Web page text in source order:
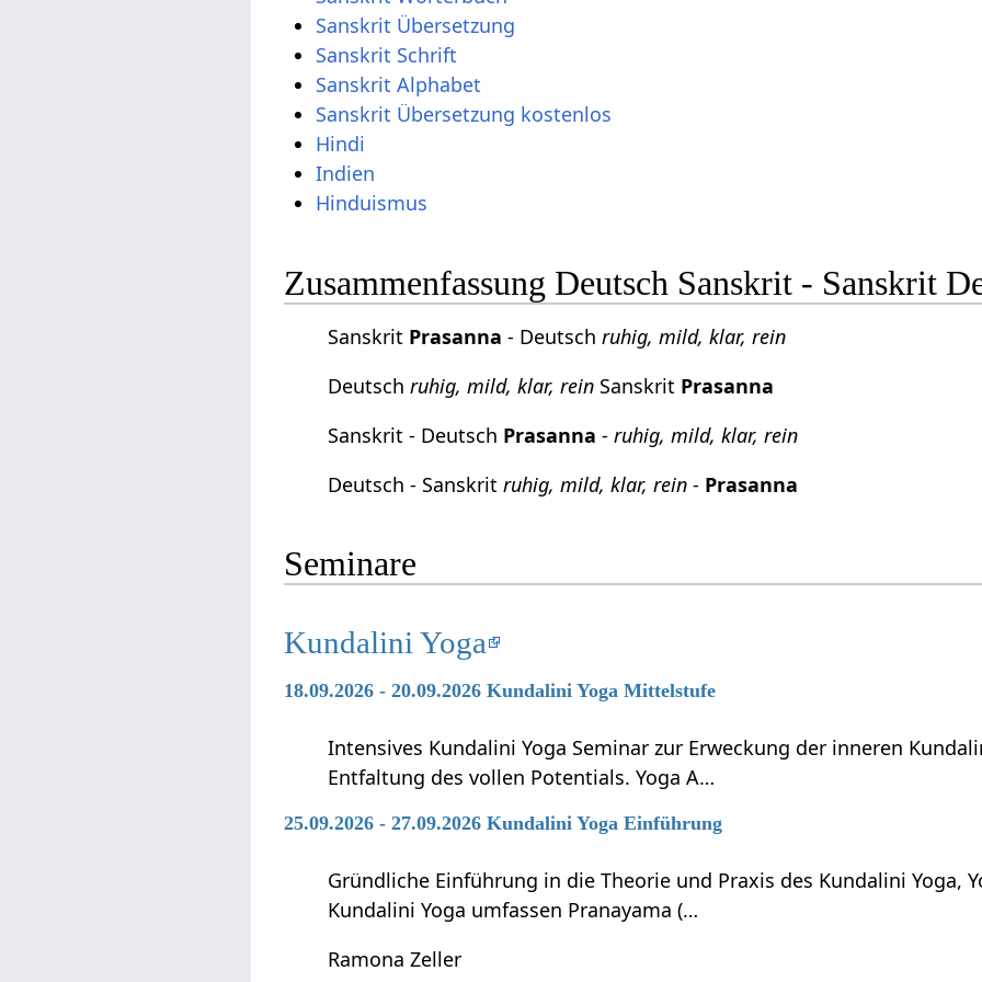
Sanskrit Übersetzung
Sanskrit Schrift
Sanskrit Alphabet
Sanskrit Übersetzung kostenlos
Hindi
Indien
Hinduismus
Zusammenfassung Deutsch Sanskrit - Sanskrit
Sanskrit Prasanna - Deutschruhig, mild, klar, rein
Deutschruhig, mild, klar, rein Sanskrit Prasanna
Sanskrit - Deutsch Prasanna -ruhig, mild, klar, rein
Deutsch - Sanskritruhig, mild, klar, rein - Prasanna
Seminare
Kundalini Yoga
18.09.2026 - 20.09.2026 Kundalini Yoga Mittelstufe
Intensives Kundalini Yoga Seminar zur Erweckung der inneren
Entfaltung des vollen Potentials. Yoga A…
25.09.2026 - 27.09.2026 Kundalini Yoga Einführung
Gründliche Einführung in die Theorie und Praxis des Kundalini Yoga,
Kundalini Yoga umfassen Pranayama (…
Ramona Zeller